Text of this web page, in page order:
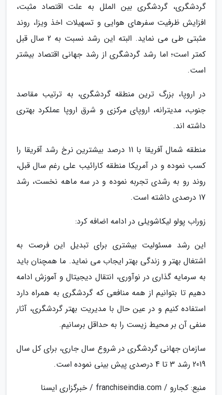
گردشگری، گردشگری بین الملل به علت اقتصاد مثبت،
افزایش ظرفیت سفرهای هوایی و تسهیلات اخذ ویزا، روند
مثبتی طی می نماید. البته این رشد نسبت به 2 سال قبل
کمتر است؛ اما رشد گردشگری از رشد جهانی اقتصاد بیشتر
است.
در اروپا، بزرگ ترین منطقه گردشگری، به ترتیب مقاصد
جنوب، مدیترانه، اروپای مرکزی و شرق اروپا عملکرد بهتری
داشته اند.
منطقه شمال آفریقا با 11 درصد بیشترین نرخ رشد آفریقا را
کسب نموده و در آمریکا منطقه کارائیب علی رغم سال قبل،
روند رو به رشدی تجربه نموده و در سه ماهه نخست، رشد
17 درصدی داشته است.
زوراب پولو لیکاشویلی در ادامه اضافه کرد:
این رشد مسئولیت بیشتری برای تبدیل این فرصت به
اشتغال بهتر و زندگی بهتر ایجاب می نماید. ما همچنان باید
به سرمایه گذاری در نوآوری، انتقال دیجیتال و آموزش ادامه
دهیم تا بتوانیم از همه منافعی که گردشگری به همراه دارد
استفاده کنیم و در عین حال با مدیریت بهتر گردشگری، آثار
منفی آن بر محیط زیست را به حداقل برسانیم.
سازمان جهانی گردشگری در شروع سال جاری، برای کل سال
2019 رشد 3 تا 4 درصدی پیش بینی نموده است.
منبع: کجارو / franchiseindia.com / خبرگزاری ایسنا